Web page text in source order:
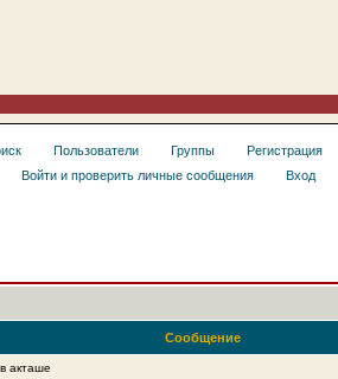
Пользователи Группы
Регистрация
Войти и проверить личные сообщения Вход
Сообщение
акташе